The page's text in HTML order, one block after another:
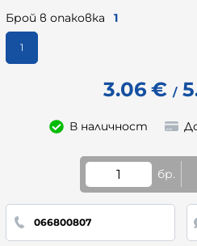
Брой в опаковка
1
1
3.06 € /
В наличност
бр.
066800807